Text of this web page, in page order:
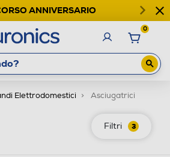
ANNIVERSARIO
0
Elettrodomestici Asciugatrici
Filtri 3